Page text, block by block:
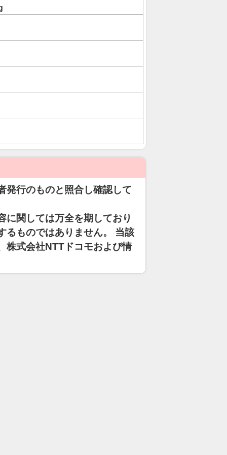
発行のものと照合し確認して
に関しては万全を期しており
るものではありません。 当該
株式会社NTTドコモおよび情